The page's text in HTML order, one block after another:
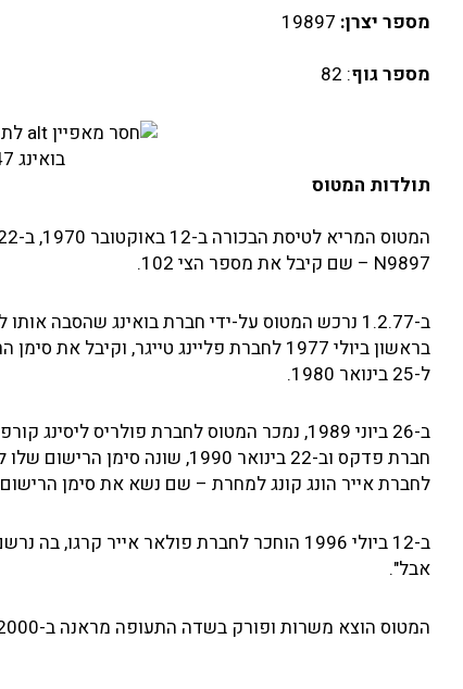
מספר יצרן:
מספר גוף: 82
בואינג N803FT 747 של פליינג טייגרס
תולדות המטוס
N9897 – שם קיבל את מספר הצי 102.
ל-25 בינואר 1980.
לחברת אייר הונג קונג למחרת – שם נשא את סימן הרישום VR-HKN.
אבל".
המטוס הוצא משרות ופורק בשדה התעופה מראנה ב-18.5.2000